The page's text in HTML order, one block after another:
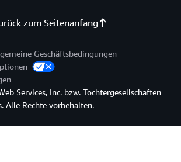
zum Seitenanfang
Geschäftsbedingungen
Services, Inc. bzw. Tochtergesellschaften
Alle Rechte vorbehalten.